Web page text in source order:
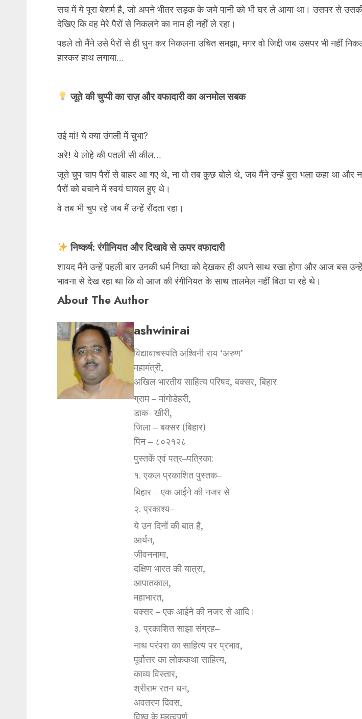
सच में ये पूरा बेशर्म है, जो अपने भीतर सड़क के जमे पानी को भी घर ले आया था। उसपर से उसकी
देखिए कि वह मेरे पैरों से निकलने का नाम ही नहीं ले रहा।
पहले तो मैंने उसे पैरों से ही धुन कर निकलना उचित समझा, मगर वो जिद्दी जब उसपर भी नहीं
हारकर हाथ लगाया…
जूते की चुप्पी का राज़ और वफादारी का अनमोल सबक
उई मां! ये क्या उंगली में चुभा?
अरे! ये लोहे की पतली सी कील…
जूते चुप चाप पैरों से बाहर आ गए थे, ना वो तब कुछ बोले थे, जब मैंने उन्हें बुरा भला कहा था और
पैरों को बचाने में स्वयं घायल हुए थे।
वे तब भी चुप रहे जब मैं उन्हें रौंदता रहा।
निष्कर्ष: रंगीनियत और दिखावे से ऊपर वफादारी
शायद मैंने उन्हें पहली बार उनकी धर्म निष्ठा को देखकर ही अपने साथ रखा होगा और आज बस
भावना से देख रहा था कि वो आज की रंगीनियत के साथ तालमेल नहीं बिठा पा रहे थे।
About The Author
ashwinirai
विद्यावाचस्पति अश्विनी राय ‘अरुण’
महामंत्री,
अखिल भारतीय साहित्य परिषद, बक्सर, बिहार
ग्राम – मांगोडेहरी,
डाक- खीरी,
जिला – बक्सर (बिहार)
पिन – ८०२१२८
पुस्तकें एवं पत्र–पत्रिका:
१. एकल प्रकाशित पुस्तक–
बिहार – एक आईने की नजर से
२. प्रकाश्य–
ये उन दिनों की बात है,
आर्यन,
जीवननामा,
दक्षिण भारत की यात्रा,
आपातकाल,
महाभारत,
बक्सर – एक आईने की नजर से आदि।
३. प्रकाशित साझा संग्रह–
नाथ परंपरा का साहित्य पर प्रभाव,
पूर्वोत्तर का लोककथा साहित्य,
काव्य विस्तार,
श्रीराम रतन धन,
अवतरण दिवस,
विश्व के महत्वपूर्ण,